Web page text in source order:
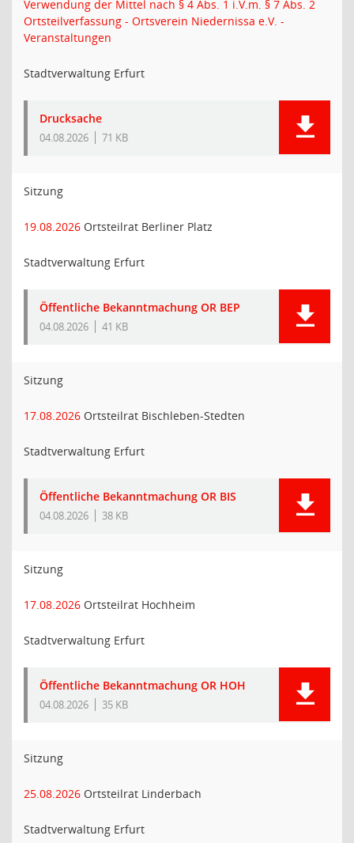
Verwendung der Mittel nach § 4 Abs. 1 i.V.m. § 7 Abs. 2
Ortsteilverfassung - Ortsverein Niedernissa e.V. -
Veranstaltungen
Stadtverwaltung Erfurt
Drucksache
04.08.2026 71 KB
Sitzung
19.08.2026 Ortsteilrat Berliner Platz
Stadtverwaltung Erfurt
Öffentliche Bekanntmachung OR BEP
04.08.2026 41 KB
Sitzung
17.08.2026 Ortsteilrat Bischleben-Stedten
Stadtverwaltung Erfurt
Öffentliche Bekanntmachung OR BIS
04.08.2026 38 KB
Sitzung
17.08.2026 Ortsteilrat Hochheim
Stadtverwaltung Erfurt
Öffentliche Bekanntmachung OR HOH
04.08.2026 35 KB
Sitzung
25.08.2026 Ortsteilrat Linderbach
Stadtverwaltung Erfurt